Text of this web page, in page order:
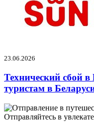
23.06.2026
Технический сбой
туристам в
Отправляйтесь в